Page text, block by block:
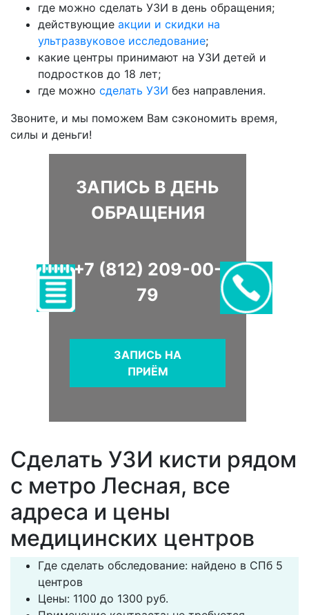
где можно сделать УЗИ в день обращения;
действующие акции и скидки на
ультразвуковое исследование;
какие центры принимают на УЗИ детей и
подростков до 18 лет;
где можно сделать УЗИ без направления.
Звоните, и мы поможем Вам сэкономить время,
силы и деньги!
ЗАПИСЬ В ДЕНЬ
ОБРАЩЕНИЯ
+7 (812) 209-00-
79
ЗАПИСЬ НА
ПРИЁМ
Сделать УЗИ кисти рядом
с метро Лесная, все
адреса и цены
медицинских центров
Где сделать обследование: найдено в СПб 5
центров
Цены: 1100 до 1300 руб.